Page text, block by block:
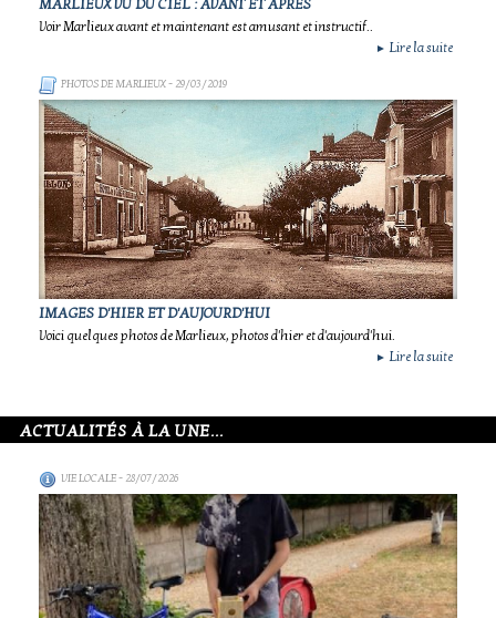
MARLIEUX VU DU CIEL : AVANT ET APRÈS
Voir Marlieux avant et maintenant est amusant et instructif..
► Lire la suite
PHOTOS DE MARLIEUX- 29/03/2019
IMAGES D'HIER ET D'AUJOURD'HUI
Voici quelques photos de Marlieux, photos d'hier et d'aujourd'hui.
► Lire la suite
ACTUALITÉS À LA UNE...
VIE LOCALE- 28/07/2026